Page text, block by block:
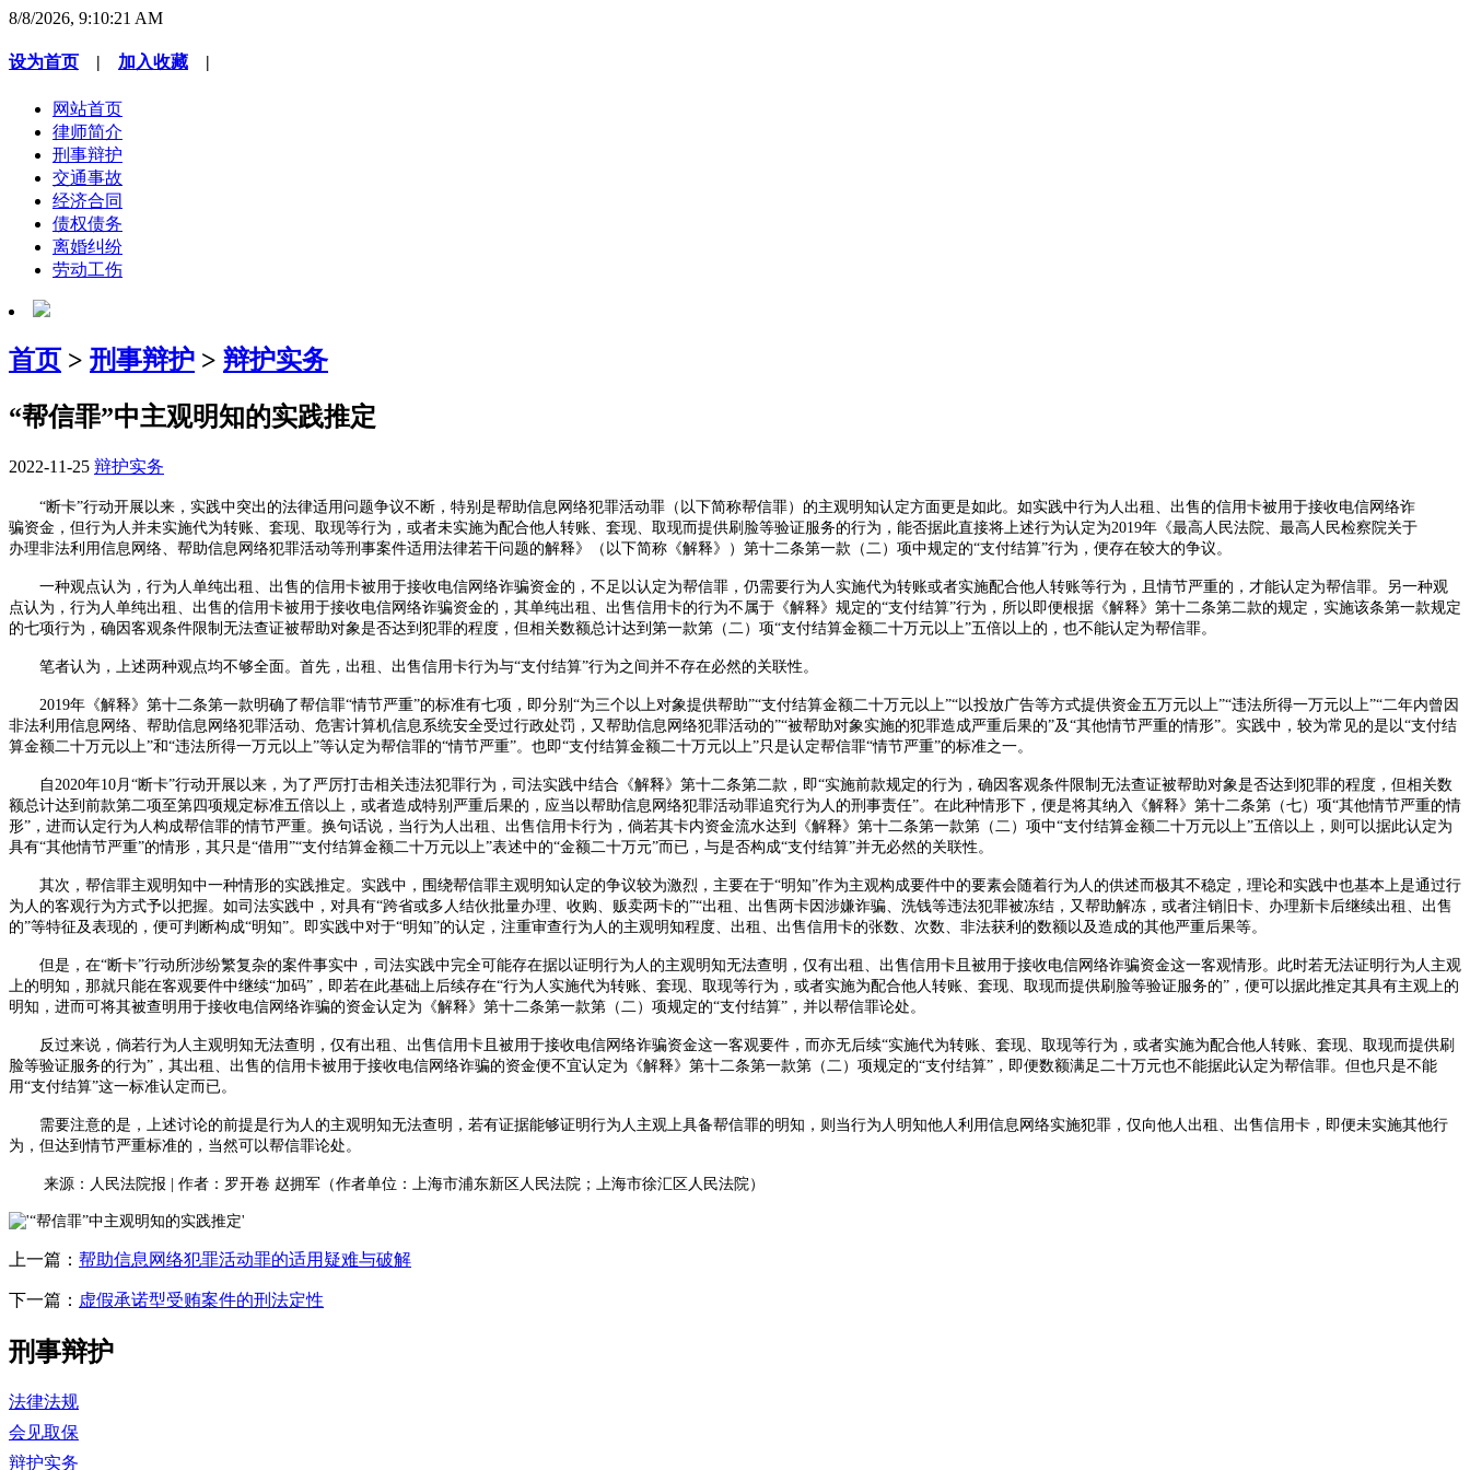
8/8/2026, 9:10:22 AM
设为首页 | 加入收藏 |
网站首页
律师简介
刑事辩护
交通事故
经济合同
债权债务
离婚纠纷
劳动工伤
首页 > 刑事辩护 > 辩护实务
“帮信罪”中主观明知的实践推定
2022-11-25 辩护实务
“断卡”行动开展以来，实践中突出的法律适用问题争议不断，特别是帮助信息网络犯罪活动罪（以下简称帮信罪）的主观明知认定方面更是如此。如实践中行为人出租、出售的信用卡被用于接收电信网络诈
骗资金，但行为人并未实施代为转账、套现、取现等行为，或者未实施为配合他人转账、套现、取现而提供刷脸等验证服务的行为，能否据此直接将上述行为认定为2019年《最高人民法院、最高人民检察院关于
办理非法利用信息网络、帮助信息网络犯罪活动等刑事案件适用法律若干问题的解释》（以下简称《解释》）第十二条第一款（二）项中规定的“支付结算”行为，便存在较大的争议。
一种观点认为，行为人单纯出租、出售的信用卡被用于接收电信网络诈骗资金的，不足以认定为帮信罪，仍需要行为人实施代为转账或者实施配合他人转账等行为，且情节严重的，才能认定为帮信罪。另一种观
点认为，行为人单纯出租、出售的信用卡被用于接收电信网络诈骗资金的，其单纯出租、出售信用卡的行为不属于《解释》规定的“支付结算”行为，所以即便根据《解释》第十二条第二款的规定，实施该条第一款规定
的七项行为，确因客观条件限制无法查证被帮助对象是否达到犯罪的程度，但相关数额总计达到第一款第（二）项“支付结算金额二十万元以上”五倍以上的，也不能认定为帮信罪。
笔者认为，上述两种观点均不够全面。首先，出租、出售信用卡行为与“支付结算”行为之间并不存在必然的关联性。
2019年《解释》第十二条第一款明确了帮信罪“情节严重”的标准有七项，即分别“为三个以上对象提供帮助”“支付结算金额二十万元以上”“以投放广告等方式提供资金五万元以上”“违法所得一万元以上”“二年内曾因
非法利用信息网络、帮助信息网络犯罪活动、危害计算机信息系统安全受过行政处罚，又帮助信息网络犯罪活动的”“被帮助对象实施的犯罪造成严重后果的”及“其他情节严重的情形”。实践中，较为常见的是以“支付结
算金额二十万元以上”和“违法所得一万元以上”等认定为帮信罪的“情节严重”。也即“支付结算金额二十万元以上”只是认定帮信罪“情节严重”的标准之一。
自2020年10月“断卡”行动开展以来，为了严厉打击相关违法犯罪行为，司法实践中结合《解释》第十二条第二款，即“实施前款规定的行为，确因客观条件限制无法查证被帮助对象是否达到犯罪的程度，但相关数
额总计达到前款第二项至第四项规定标准五倍以上，或者造成特别严重后果的，应当以帮助信息网络犯罪活动罪追究行为人的刑事责任”。在此种情形下，便是将其纳入《解释》第十二条第（七）项“其他情节严重的情
形”，进而认定行为人构成帮信罪的情节严重。换句话说，当行为人出租、出售信用卡行为，倘若其卡内资金流水达到《解释》第十二条第一款第（二）项中“支付结算金额二十万元以上”五倍以上，则可以据此认定为
具有“其他情节严重”的情形，其只是“借用”“支付结算金额二十万元以上”表述中的“金额二十万元”而已，与是否构成“支付结算”并无必然的关联性。
其次，帮信罪主观明知中一种情形的实践推定。实践中，围绕帮信罪主观明知认定的争议较为激烈，主要在于“明知”作为主观构成要件中的要素会随着行为人的供述而极其不稳定，理论和实践中也基本上是通过行
为人的客观行为方式予以把握。如司法实践中，对具有“跨省或多人结伙批量办理、收购、贩卖两卡的”“出租、出售两卡因涉嫌诈骗、洗钱等违法犯罪被冻结，又帮助解冻，或者注销旧卡、办理新卡后继续出租、出售
的”等特征及表现的，便可判断构成“明知”。即实践中对于“明知”的认定，注重审查行为人的主观明知程度、出租、出售信用卡的张数、次数、非法获利的数额以及造成的其他严重后果等。
但是，在“断卡”行动所涉纷繁复杂的案件事实中，司法实践中完全可能存在据以证明行为人的主观明知无法查明，仅有出租、出售信用卡且被用于接收电信网络诈骗资金这一客观情形。此时若无法证明行为人主观
上的明知，那就只能在客观要件中继续“加码”，即若在此基础上后续存在“行为人实施代为转账、套现、取现等行为，或者实施为配合他人转账、套现、取现而提供刷脸等验证服务的”，便可以据此推定其具有主观上的
明知，进而可将其被查明用于接收电信网络诈骗的资金认定为《解释》第十二条第一款第（二）项规定的“支付结算”，并以帮信罪论处。
反过来说，倘若行为人主观明知无法查明，仅有出租、出售信用卡且被用于接收电信网络诈骗资金这一客观要件，而亦无后续“实施代为转账、套现、取现等行为，或者实施为配合他人转账、套现、取现而提供刷
脸等验证服务的行为”，其出租、出售的信用卡被用于接收电信网络诈骗的资金便不宜认定为《解释》第十二条第一款第（二）项规定的“支付结算”，即便数额满足二十万元也不能据此认定为帮信罪。但也只是不能
用“支付结算”这一标准认定而已。
需要注意的是，上述讨论的前提是行为人的主观明知无法查明，若有证据能够证明行为人主观上具备帮信罪的明知，则当行为人明知他人利用信息网络实施犯罪，仅向他人出租、出售信用卡，即便未实施其他行
为，但达到情节严重标准的，当然可以帮信罪论处。
来源：人民法院报 作者：罗开卷 赵拥军 （作者单位：上海市浦东新区人民法院；上海市徐汇区人民法院）
上一篇： 帮助信息网络犯罪活动罪的适用疑难与破解
下一篇： 虚假承诺型受贿案件的刑法定性
刑事辩护
法律法规
会见取保
辩护实务